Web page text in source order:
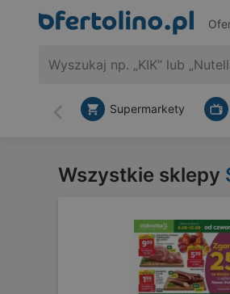
Wstecz
Supermarkety
Wszystkie sklepy